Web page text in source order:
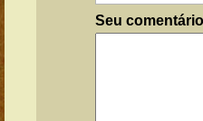
Seu comentário